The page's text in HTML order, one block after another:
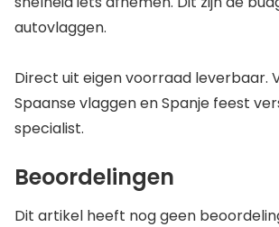
autovlaggen.
Direct uit eigen voorraad leverbaar.
Spaanse vlaggen en Spanje feest
specialist.
Beoordelingen
Dit artikel heeft nog geen